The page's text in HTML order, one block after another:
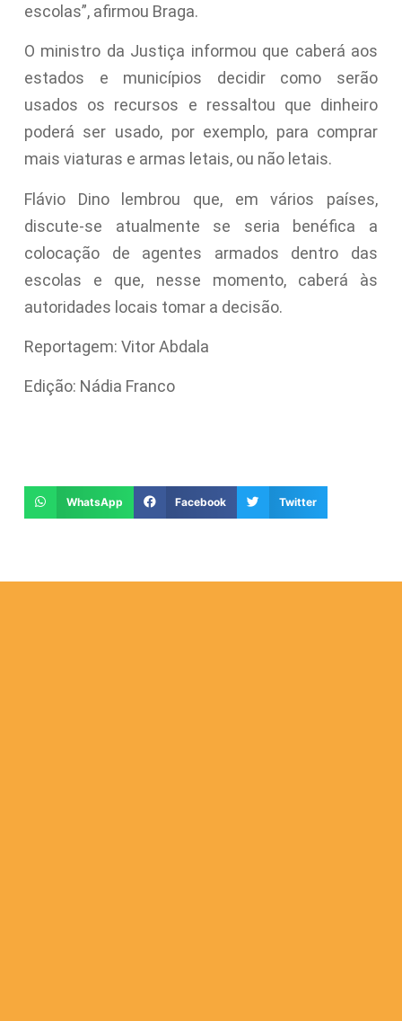
escolas”, afirmou Braga.
O ministro da Justiça informou que caberá aos
estados e municípios decidir como serão
usados os recursos e ressaltou que dinheiro
poderá ser usado, por exemplo, para comprar
mais viaturas e armas letais, ou não letais.
Flávio Dino lembrou que, em vários países,
discute-se atualmente se seria benéfica a
colocação de agentes armados dentro das
escolas e que, nesse momento, caberá às
autoridades locais tomar a decisão.
Reportagem: Vitor Abdala
Edição: Nádia Franco
WhatsApp Facebook Twitter